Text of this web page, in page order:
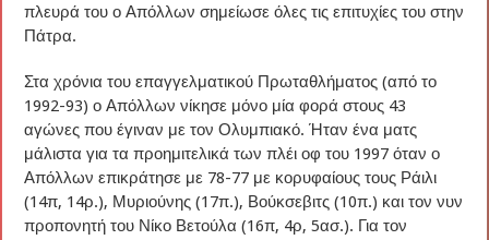
πλευρά του ο Απόλλων σημείωσε όλες τις επιτυχίες του στην
Πάτρα.
Στα χρόνια του επαγγελματικού Πρωταθλήματος (από το
1992-93) ο Απόλλων νίκησε μόνο μία φορά στους 43
αγώνες που έγιναν με τον Ολυμπιακό. Ήταν ένα ματς
μάλιστα για τα προημιτελικά των πλέι οφ του 1997 όταν ο
Απόλλων επικράτησε με 78-77 με κορυφαίους τους Ράιλι
(14π, 14ρ.), Μυριούνης (17π.), Βούκσεβιτς (10π.) και τον νυν
προπονητή του Νίκο Βετούλα (16π, 4ρ, 5ασ.). Για τον